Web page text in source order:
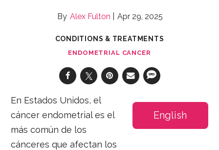
Alex Fulton Apr 29, 2025
CONDITIONS & TREATMENTS
ENDOMETRIAL CANCER
English
En Estados Unidos, el
cáncer endometrial es el
más común de los
cánceres que afectan los